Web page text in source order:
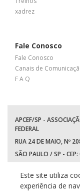
xadrez
Fale Conosco
Fale Conosco
Canais de
F A Q
APCEF/SP -
FEDERAL
RUA 24 DE MAIO, Nº
SÃO PAULO / SP -
WhatsApp: (11)
Este site utiliza
experiência de